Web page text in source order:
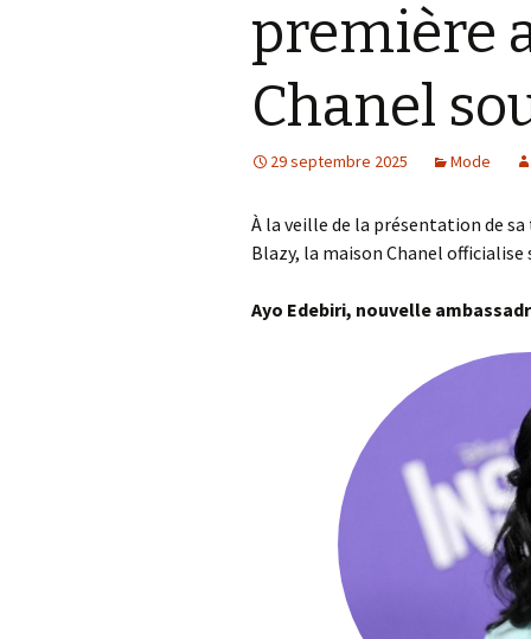
Accessoires
téléphoniques
Les petits délices
Bien être de nos
compagnons sur pattes
première
Chanel
29 septembre 2025 Mode
À la veille de la présentation de
Blazy, la maison Chanel
Ayo Edebiri, nouvelle